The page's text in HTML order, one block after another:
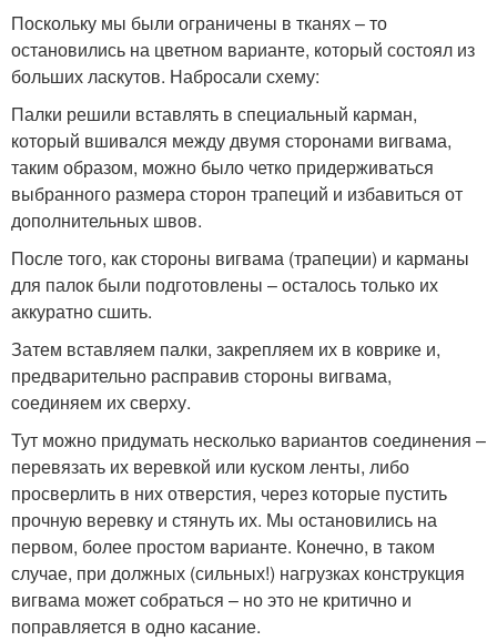
Поскольку мы были ограничены в тканях – то
остановились на цветном варианте, который состоял из
больших ласкутов. Набросали схему:
Палки решили вставлять в специальный карман,
который вшивался между двумя сторонами вигвама,
таким образом, можно было четко придерживаться
выбранного размера сторон трапеций и избавиться от
дополнительных швов.
После того, как стороны вигвама (трапеции) и карманы
для палок были подготовлены – осталось только их
аккуратно сшить.
Затем вставляем палки, закрепляем их в коврике и,
предварительно расправив стороны вигвама,
соединяем их сверху.
Тут можно придумать несколько вариантов соединения –
перевязать их веревкой или куском ленты, либо
просверлить в них отверстия, через которые пустить
прочную веревку и стянуть их. Мы остановились на
первом, более простом варианте. Конечно, в таком
случае, при должных (сильных!) нагрузках конструкция
вигвама может собраться – но это не критично и
поправляется в одно касание.